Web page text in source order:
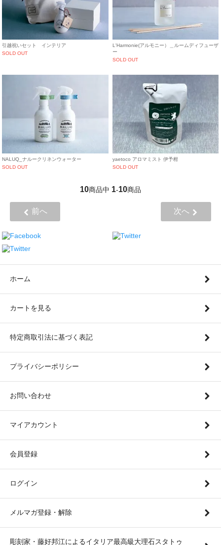
引越祝いセット インテリア
SOLD OUT
L'Harmonie(アルモニー）＿ルームディフューザ
ー
SOLD OUT
NALUQ_ナルークリネンウォーター
SOLD OUT
yaetoco アロマミスト 伊予柑
SOLD OUT
10商品中 1-10商品
前へ 次へ
ホーム
カートを見る
特定商取引法に基づく表記
プライバシーポリシー
お問い合わせ
マイアカウント
会員登録
ログイン
メルマガ登録・解除
彫刻家・藤好邦江によるイタリア最高級大理石スタトゥ